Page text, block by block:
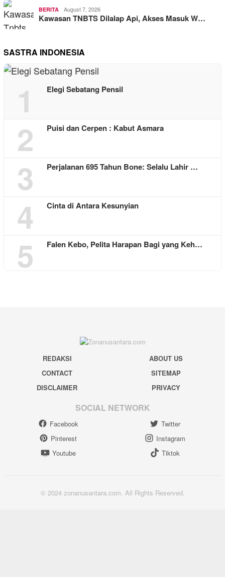
BERITA August 7, 2026
Kawasan TNBTS Dilalap Api, Akses Masuk W…
SASTRA INDONESIA
1 Elegi Sebatang Pensil
2 Puisi dan Cerpen : Kabut Asmara
3 Perjalanan 695 Tahun Bone: Selalu Lahir …
4 Cinta di Antara Kesunyian
5 Falen Kebo, Pelita Harapan Bagi yang Keh…
REDAKSI
ABOUT US
CONTACT
SITEMAP
DISCLAIMER
PRIVACY
SOCIAL NETWORK
Facebook
Twitter
Pinterest
Instagram
Youtube
Tiktok
© 2024 zonanusantara.com. All Rights Reserved.